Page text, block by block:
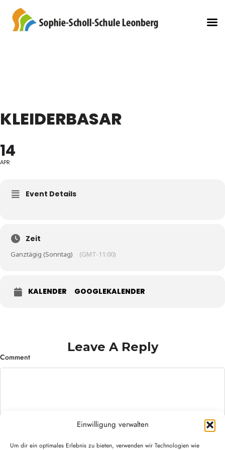
Einwilligung verwalten
Um dir ein optimales Erlebnis zu bieten, verwenden wir Technologien wie
KLEIDERBASAR
14
APR
Event Details
Zeit
Ganztägig (Sonntag) (GMT-11:00)
KALENDER GOOGLEKALENDER
Leave A Reply
Comment